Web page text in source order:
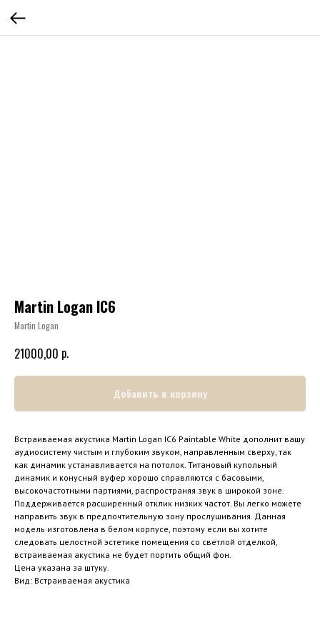
Martin Logan IC6
Martin Logan
21000,00 р.
Добавить в корзину
Встраиваемая акустика Martin Logan IC6 Paintable White дополнит вашу
аудиосистему чистым и глубоким звуком, направленным сверху, так
как динамик устанавливается на потолок. Титановый купольный
динамик и конусный вуфер хорошо справляются с басовыми,
высокочастотными партиями, распространяя звук в широкой зоне.
Поддерживается расширенный отклик низких частот. Вы легко можете
направить звук в предпочтительную зону прослушивания. Данная
модель изготовлена в белом корпусе, поэтому если вы хотите
следовать целостной эстетике помещения со светлой отделкой,
встраиваемая акустика не будет портить общий фон.
Цена указана за штуку.
Вид: Встраиваемая акустика